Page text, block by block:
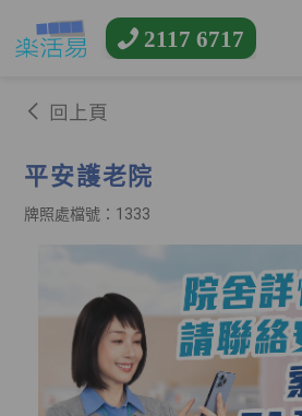
2117 6717
回上頁
平安護老院
牌照處檔號：1333